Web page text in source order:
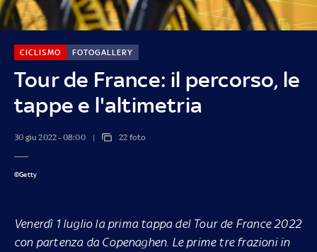
Tour de France: il percorso, le
tappe e l'altimetria
CICLISMO FOTOGALLERY
30 giu 2022 - 08:00 22 foto
©Getty
Venerdì 1 luglio la prima tappa del Tour de France 2022
con partenza da Copenaghen. Le prime tre frazioni in